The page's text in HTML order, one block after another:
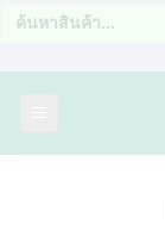
Search
for: